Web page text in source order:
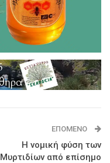
ΕΠΌΜΕΝΟ
Η νομική φύση των
Μυρτιδίων από επίσημο